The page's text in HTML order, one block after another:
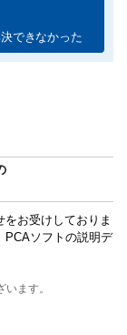
できなかった
お受けしておりま
PCAソフトの説明デ
ます。